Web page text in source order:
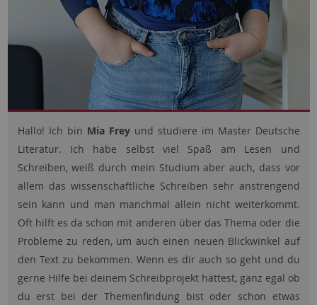
Hallo! Ich bin Mia Freyund studiere im Master Deutsche
Literatur. Ich habe selbst viel Spaß am Lesen und
Schreiben, weiß durch mein Studium aber auch, dass vor
allem das wissenschaftliche Schreiben sehr anstrengend
sein kann und man manchmal allein nicht weiterkommt.
Oft hilft es da schon mit anderen über das Thema oder die
Probleme zu reden, um auch einen neuen Blickwinkel auf
den Text zu bekommen. Wenn es dir auch so geht und du
gerne Hilfe bei deinem Schreibprojekt hättest, ganz egal ob
du erst bei der Themenfindung bist oder schon etwas